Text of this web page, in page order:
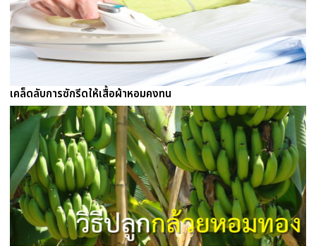
เคล็ดลับการซักรีดให้เสื้อผ้าหอมคงทน